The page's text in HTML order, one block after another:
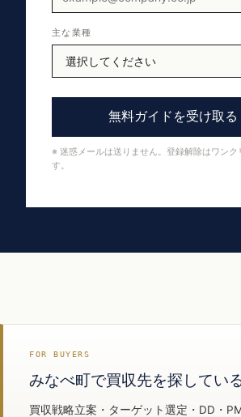
主な業種
無料ガイドを受け取
※ 迷惑メールは送りません。登録解除はワンク
す。
FOR BUYERS
みなべ町で買収先を探してい
買収戦略立案・ターゲット選定・DD・